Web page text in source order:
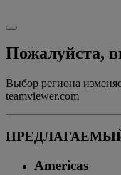
Пожалуйста,
Выбор региона
teamviewer.com
Americas